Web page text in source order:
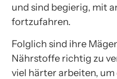
und sind begierig, mit
fortzufahren.
Folglich sind ihre
Nährstoffe richtig zu
viel härter arbeiten,